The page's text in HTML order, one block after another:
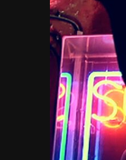
ตัวอย่าง